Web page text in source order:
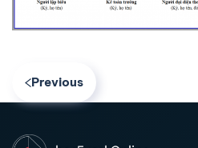
Previous